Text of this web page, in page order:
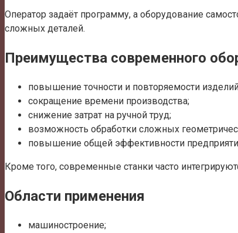
Оператор задаёт программу, а оборудование
сложных деталей.
Преимущества современного
повышение точности и повторяемости
сокращение времени производства;
снижение затрат на ручной труд;
возможность обработки сложных
повышение общей эффективности
Кроме того, современные станки часто
Области применения
машиностроение;